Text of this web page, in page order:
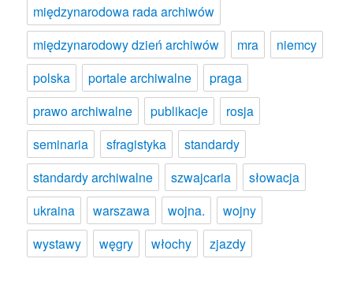
międzynarodowa rada archiwów
międzynarodowy dzień archiwów
mra
niemcy
polska
portale archiwalne
praga
prawo archiwalne
publikacje
rosja
seminaria
sfragistyka
standardy
standardy archiwalne
szwajcaria
słowacja
ukraina
warszawa wojna.
wojny
wystawy
węgry włochy zjazdy